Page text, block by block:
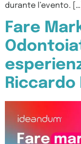
durante l’evento. […]
Fare